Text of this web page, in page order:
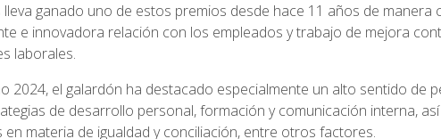
lleva ganado uno de estos premios desde hace 11 años de manera
e innovadora relación con los empleados y trabajo de mejora
laborales.
2024, el galardón ha destacado especialmente un alto sentido de
de desarrollo personal, formación y comunicación interna,
en materia de igualdad y conciliación, entre otros factores.